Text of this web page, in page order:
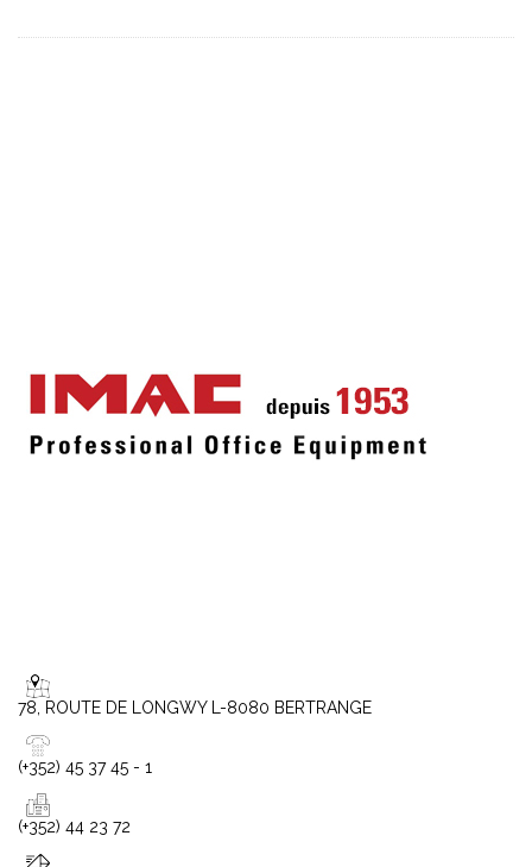
78, ROUTE DE LONGWY L-8080 BERTRANGE
(+352) 45 37 45 - 1
(+352) 44 23 72